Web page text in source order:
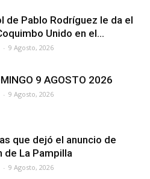
de Pablo Rodríguez le da el
Unido en el...
- 9 Agosto, 2026
9 AGOSTO 2026
- 9 Agosto, 2026
que dejó el anuncio de
de La Pampilla
- 9 Agosto, 2026